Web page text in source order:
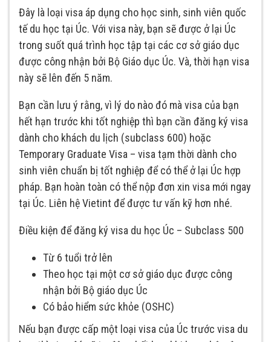
Đây là loại visa áp dụng cho học sinh, sinh viên quốc
tế du học tại Úc. Với visa này, bạn sẽ được ở lại Úc
trong suốt quá trình học tập tại các cơ sở giáo dục
được công nhận bởi Bộ Giáo dục Úc. Và, thời hạn visa
này sẽ lên đến 5 năm.
Bạn cần lưu ý rằng, vì lý do nào đó mà visa của bạn
hết hạn trước khi tốt nghiệp thì bạn cần đăng ký visa
dành cho khách du lịch (subclass 600) hoặc
Temporary Graduate Visa – visa tạm thời dành cho
sinh viên chuẩn bị tốt nghiệp để có thể ở lại Úc hợp
pháp. Bạn hoàn toàn có thể nộp đơn xin visa mới ngay
tại Úc. Liên hệ Vietint để được tư vấn kỹ hơn nhé.
Điều kiện để đăng ký visa du học Úc – Subclass 500
Từ 6 tuổi trở lên
Theo học tại một cơ sở giáo dục được công
nhận bởi Bộ giáo dục Úc
Có bảo hiểm sức khỏe (OSHC)
Nếu bạn được cấp một loại visa của Úc trước visa du